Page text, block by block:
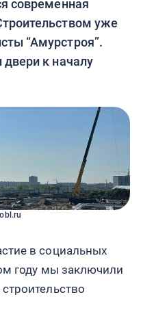
современная
уже
“Амурстроя”.
двери к началу
в социальных
году мы заключили